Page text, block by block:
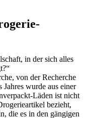
in der sich alles
von der Recherche
wurde aus einer
Läden ist nicht
bezieht,
die es in den gängigen